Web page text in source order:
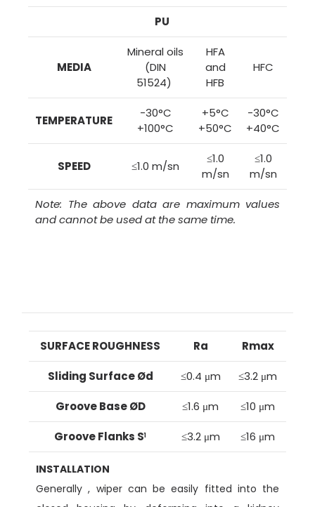
PU
MEDIA
Mineral oils
(DIN
51524)
HFA
and
HFB
HFC
TEMPERATURE
-30°C
+100°C
+5°C
+50°C
-30°C
+40°C
SPEED ≤1.0 m/sn
≤1.0
m/sn
≤1.0
m/sn
Note: The above data are maximum values
and cannot be used at the same time.
SURFACE ROUGHNESS Ra Rmax
Sliding Surface Ød ≤0.4 μm ≤3.2 μm
Groove Base ØD ≤1.6 μm ≤10 μm
Groove Flanks S1 ≤3.2 μm ≤16 μm
INSTALLATION
Generally , wiper can be easily fitted into the